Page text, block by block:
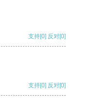
支持[0] 反对[0]
支持[0] 反对[0]